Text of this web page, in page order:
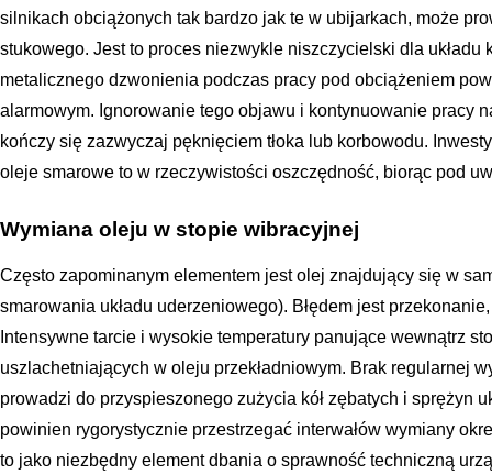
silnikach obciążonych tak bardzo jak te w ubijarkach, może
stukowego. Jest to proces niezwykle niszczycielski dla układu
metalicznego dzwonienia podczas pracy pod obciążeniem
alarmowym. Ignorowanie tego objawu i kontynuowanie pracy
kończy się zazwyczaj pęknięciem tłoka lub korbowodu.
oleje smarowe to w rzeczywistości oszczędność, biorąc pod
Wymiana oleju w stopie wibracyjnej
Często zapominanym elementem jest olej znajdujący się w
smarowania układu uderzeniowego). Błędem jest
Intensywne tarcie i wysokie temperatury panujące wewnątrz
uszlachetniających w oleju przekładniowym. Brak regularnej
prowadzi do przyspieszonego zużycia kół zębatych i sprężyn
powinien rygorystycznie przestrzegać interwałów wymiany
to jako niezbędny element dbania o sprawność techniczną